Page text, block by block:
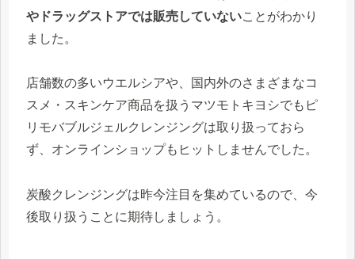
やドラッグストアでは販売していないことがわかり
ました。
店舗数の多いウエルシアや、国内外のさまざまなコ
スメ・スキンケア商品を扱うマツモトキヨシでもピ
リモバブルジェルクレンジングは取り扱っておら
ず、オンラインショップもヒットしませんでした。
炭酸クレンジングは昨今注目を集めているので、今
後取り扱うことに期待しましょう。